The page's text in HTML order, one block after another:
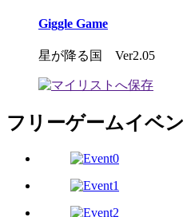
Giggle Game
星が降る国 Ver2.05
フリーゲームイベン